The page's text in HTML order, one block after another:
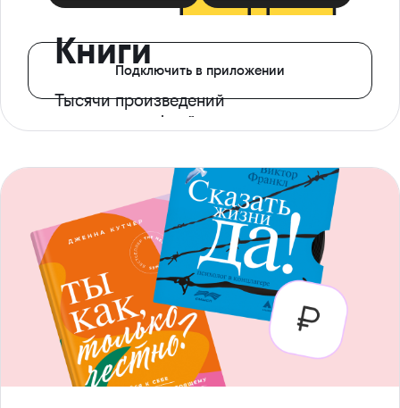
Книги
Тысячи произведений
с доступом офлайн
Подключить в приложении